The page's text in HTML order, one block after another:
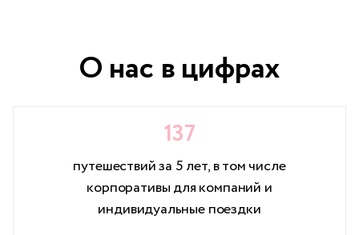
О нас в цифрах
137
путешествий за 5 лет, в том числе
корпоративы для компаний и
индивидуальные поездки